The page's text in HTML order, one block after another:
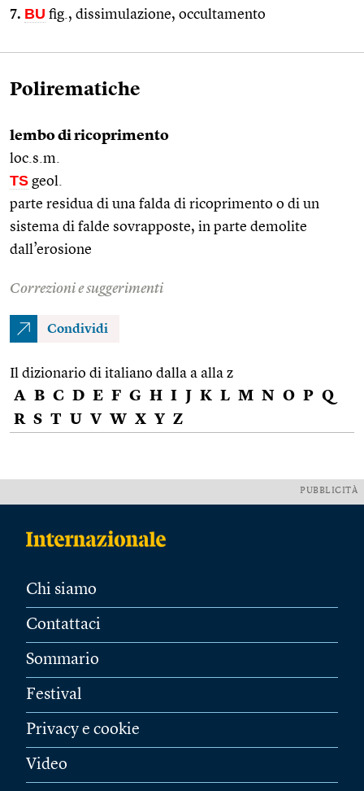
7. BU fig., dissimulazione, occultamento
Polirematiche
lembo di ricoprimento
loc.s.m.
TS geol.
parte residua di una falda di ricoprimento o di un
sistema di falde sovrapposte, in parte demolite
dall’erosione
Correzioni e suggerimenti
Condividi
Il dizionario di italiano dalla a alla z
A B C D E F G H I J K L M N O P Q
R S T U V W X Y Z
PUBBLICITÀ
Chi siamo
Contattaci
Sommario
Festival
Privacy e cookie
Video